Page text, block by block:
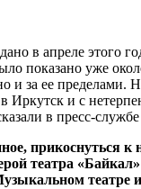
в апреле этого
показано уже
и за ее пределами.
Иркутск и с
в пресс-службе
прикоснуться к
театра
театре